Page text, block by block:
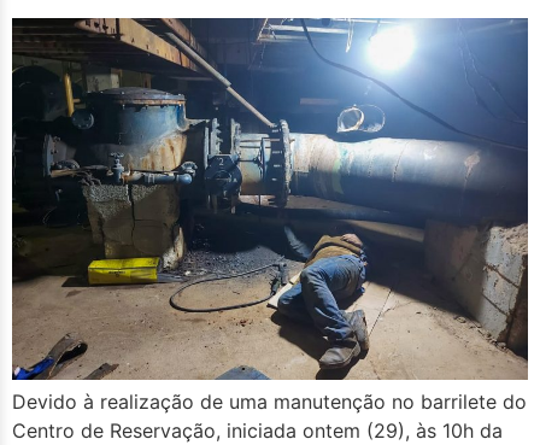
Devido à realização de uma manutenção no barrilete do
Centro de Reservação, iniciada ontem (29), às 10h da